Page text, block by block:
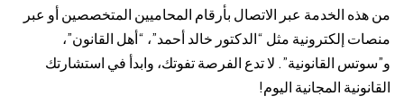
من هذه الخدمة عبر الاتصال بأرقام المحاميين المتخصصين أو عبر
منصات إلكترونية مثل “الدكتور خالد أحمد”، “أهل القانون”،
و”سوتس القانونية”. لا تدع الفرصة تفوتك، وابدأ في استشارتك
القانونية المجانية اليوم!